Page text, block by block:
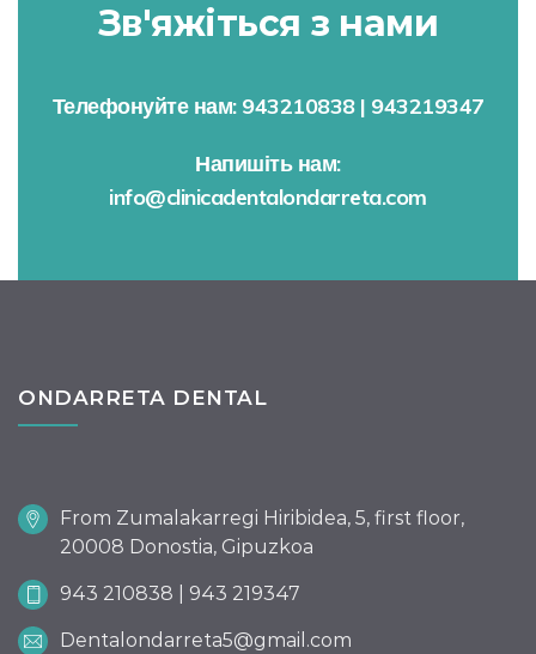
Зв'яжіться з нами
Телефонуйте нам: 943210838 | 943219347
Напишіть нам:
info@clinicadentalondarreta.com
ONDARRETA DENTAL
From Zumalakarregi Hiribidea, 5, first floor,
20008 Donostia, Gipuzkoa
943 210838 | 943 219347
Dentalondarreta5@gmail.com